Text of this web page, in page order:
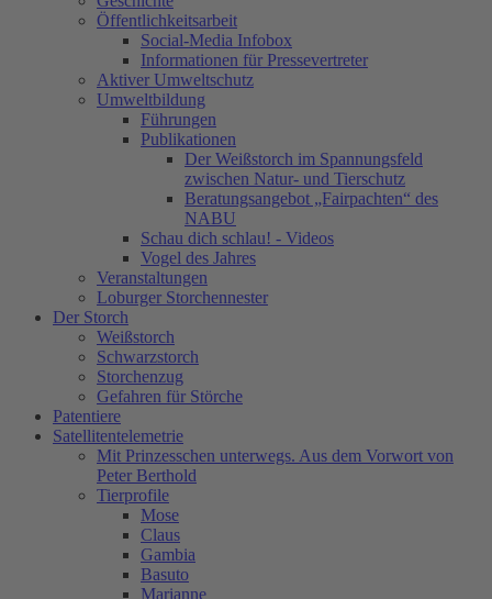
Öffentlichkeitsarbeit
Social-Media Infobox
Informationen für Pressevertreter
Aktiver Umweltschutz
Umweltbildung
Führungen
Publikationen
Der Weißstorch im Spannungsfeld
zwischen Natur- und Tierschutz
Beratungsangebot „Fairpachten“ des
NABU
Schau dich schlau! - Videos
Vogel des Jahres
Veranstaltungen
Loburger Storchennester
Der Storch
Weißstorch
Schwarzstorch
Storchenzug
Gefahren für Störche
Patentiere
Satellitentelemetrie
Mit Prinzesschen unterwegs. Aus dem Vorwort von
Peter Berthold
Tierprofile
Mose
Claus
Gambia
Basuto
Marianne